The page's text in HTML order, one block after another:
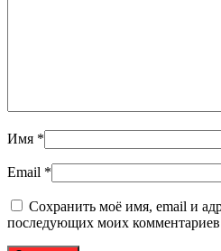
Имя *
Email *
Сохранить моё имя, email и
последующих моих